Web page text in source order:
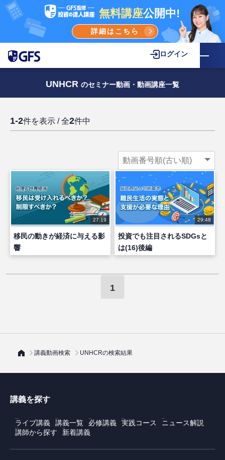
無料講座公開中!
詳細はこちら
ログイン
UNHCR のセミナー動画・動画講座一覧
1-2件を表示 / 全2件中
27:19
移民の動きが経済に与える影
響
29:48
投資でも注目されるSDGsと
は(16)後編
1
講義動画検索 UNHCRの検索結果
講義を探す
ライブ講義 講義一覧 必修講義 実践コース
ニュース解説
講師から探す
新着講義